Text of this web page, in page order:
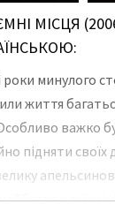
МІСЦЯ
минулого
життя
важко
підняти своїх
для її